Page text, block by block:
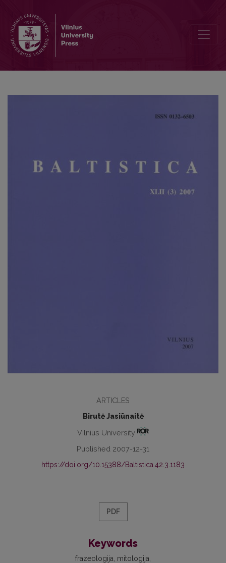
ARTICLES
Birutė Jasiūnaitė
Vilnius University
Published 2007-12-31
https://doi.org/10.15388/Baltistica.42.3.1183
PDF
Keywords
frazeologija mitologija